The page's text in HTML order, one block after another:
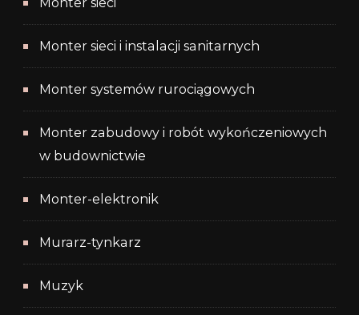
Monter sieci i instalacji sanitarnych
Monter systemów rurociągowych
Monter zabudowy i robót wykończeniowych
w budownictwie
Monter-elektronik
Murarz-tynkarz
Muzyk